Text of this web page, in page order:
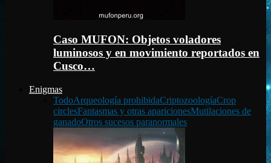
Caso MUFON: Objetos voladores
luminosos y en movimiento reportados en
Cusco…
Enigmas
TodoArqueología prohibidaCriptozoologíaCrop
circlesFantasmas y otras aparicionesMutilaciones de
ganadoOtros sucesos paranormales